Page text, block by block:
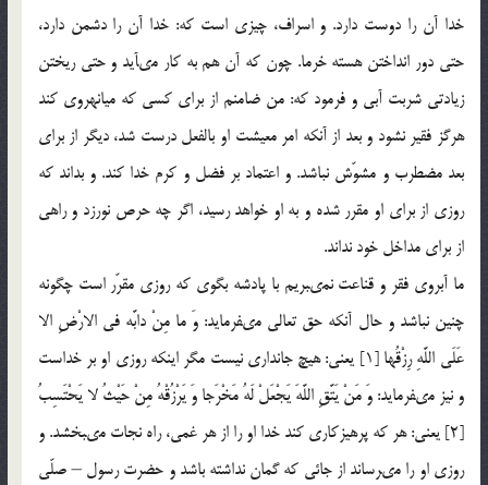
خدا آن را دوست دارد. و اسراف، چيزى است كه: خدا آن را دشمن دارد،
حتى دور انداختن هسته خرما. چون كه آن هم به كار مى‏آيد و حتى ريختن
زيادتى شربت آبى و فرمود كه: من ضامنم از براى كسى كه ميانه‏روى كند
هرگز فقير نشود و بعد از آنكه امر معيشت او بالفعل درست شد، ديگر از براى
بعد مضطرب و مشوّش نباشد. و اعتماد بر فضل و كرم خدا كند. و بداند كه
روزى از براى او مقرر شده و به او خواهد رسيد، اگر چه حرص نورزد و راهى
از براى مداخل خود نداند.
ما آبروى فقر و قناعت نمى‏بريم با پادشه بگوى كه روزى مقرّر است چگونه
چنين نباشد و حال آنكه حق تعالى مى‏فرمايد: وَ ما مِنْ دابَّه في الارْضِ الا
عَلَى اللَّهِ رِزْقُها [1] يعنى: هيچ جاندارى نيست مگر اينكه روزى او بر خداست
و نيز مى‏فرمايد: وَ مَنْ يَتَّقِ اللَّهَ يَجْعَلْ لَهُ مَخْرَجا وَ يَرْزُقْهُ مِنْ حَيْثُ لا يَحْتَسِبُ
[2] يعنى: هر كه پرهيزكارى كند خدا او را از هر غمى، راه نجات مى‏بخشد. و
روزى او را مى‏رساند از جائى كه گمان نداشته باشد و حضرت رسول – صلّى